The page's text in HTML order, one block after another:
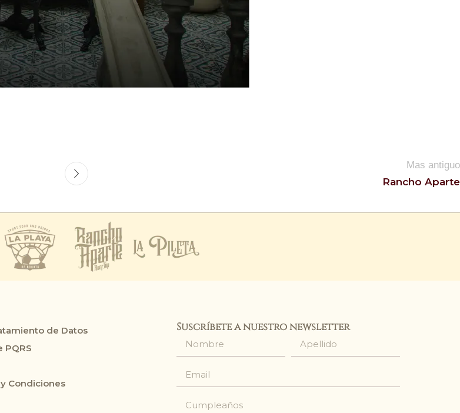
Mas antiguo
Rancho Aparte
de Datos
PQRS
Condiciones
Suscríbete a nuestro newsletter